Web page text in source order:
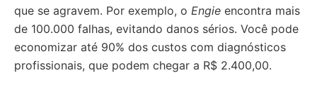
que se agravem. Por exemplo, o Engie encontra mais
de 100.000 falhas, evitando danos sérios. Você pode
economizar até 90% dos custos com diagnósticos
profissionais, que podem chegar a R$ 2.400,00.